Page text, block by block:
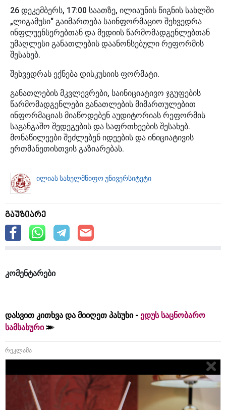
26 დეკემბერს, 17:00 საათზე, ილიაუნის წიგნის სახლში
„ლიგამუსი“ გაიმართება საინფორმაციო შეხვედრა
ინფლუენსერებთან და მედიის წარმომადგენლებთან
უმაღლესი განათლების დაანონსებული რეფორმის
შესახებ.
შეხვედრას ექნება დისკუსიის ფორმატი.
განათლების მკვლევრები, საინიციატივო ჯგუფების
წარმომადგენლები განათლების მიმართულებით
ინფორმაციას მიაწოდებენ აუდიტორიას რეფორმის
საგანგაშო შედეგების და საფრთხეების შესახებ.
მონაწილეები შეძლებენ იდეების და ინიციატივის
ერთმანეთისთვის გაზიარებას.
ილიას სახელმწიფო უნივერსიტეტი
გაუზიარე
კომენტარები
დასვით კითხვა და მიიღეთ პასუხი - ედუს საცნობარო
სამსახური
რეკლამა